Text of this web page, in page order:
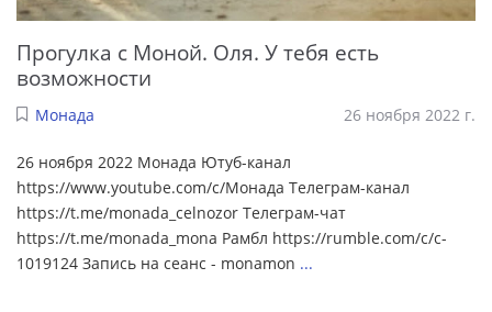
Прогулка с Моной. Оля. У тебя есть
возможности
Монада 26 ноября 2022 г.
26 ноября 2022 Монада Ютуб-канал
https://www.youtube.com/c/Монада Телеграм-канал
https://t.me/monada_celnozor Телеграм-чат
https://t.me/monada_mona Рамбл https://rumble.com/c/c-
1019124 Запись на сеанс - monamon ...